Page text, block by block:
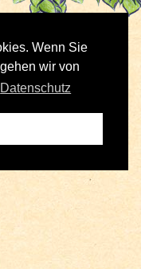
Wenn Sie
wir von
Datenschutz